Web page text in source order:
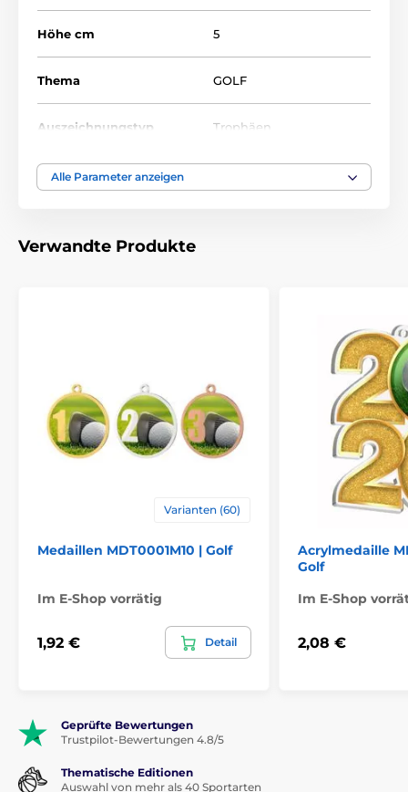
Höhe cm 5
Thema GOLF
Auszeichnungstyp Trophäen
Material
Emblems
Alle Parameter anzeigen
Verwandte Produkte
Varianten (60)
Medaillen MDT0001M10 | Golf
Im E-Shop vorrätig
1,92 € Detail
Acrylmedaille
Golf
Im E-Shop
2,08 €
Geprüfte Bewertungen
Trustpilot-Bewertungen 4.8/5
Thematische Editionen
Auswahl von mehr als 40 Sportarten